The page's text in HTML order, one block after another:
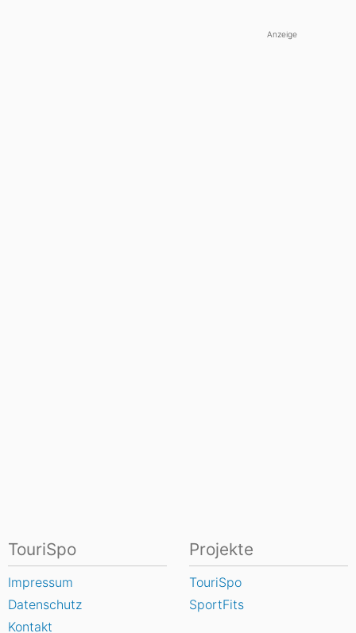
Anzeige
TouriSpo
Impressum
Datenschutz
Kontakt
Projekte
TouriSpo
SportFits